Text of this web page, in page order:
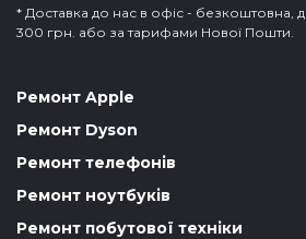
* Доставка до нас в офіс - безкоштовна,
300 грн. або за тарифами Нової Пошти.
Ремонт Apple
Ремонт Dyson
Ремонт телефонів
Ремонт ноутбуків
Ремонт побутової техніки